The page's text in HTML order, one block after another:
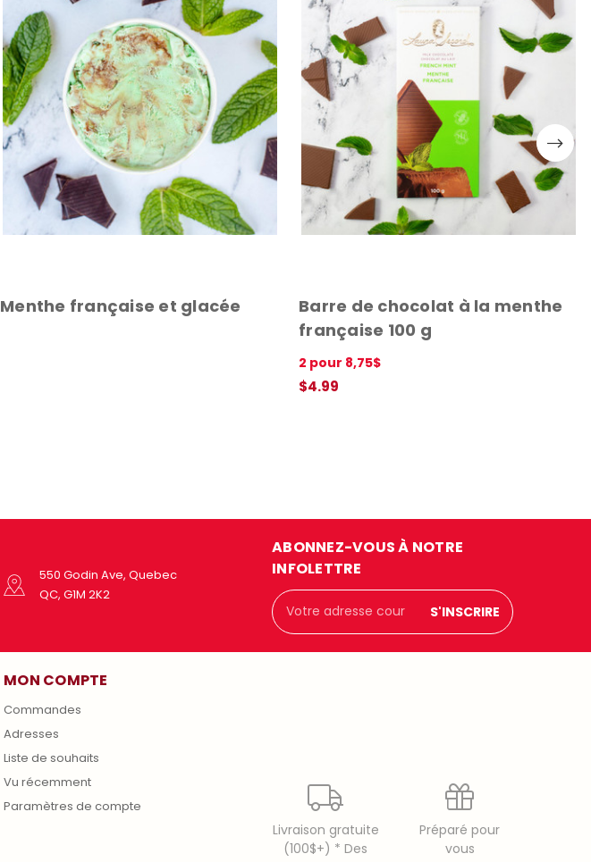
Menthe française et glacée
Barre de chocolat à la menthe
française 100 g
2 pour 8,75$
$4.99
550 Godin Ave, Quebec
QC, G1M 2K2
ABONNEZ-VOUS À NOTRE
INFOLETTRE
Adresse
courriel
MON COMPTE
Commandes
Adresses
Liste de souhaits
Vu récemment
Paramètres de compte
Livraison gratuite
(100$+) * Des
Préparé pour
vous
Ne manque rien, inscris-toi 🤍